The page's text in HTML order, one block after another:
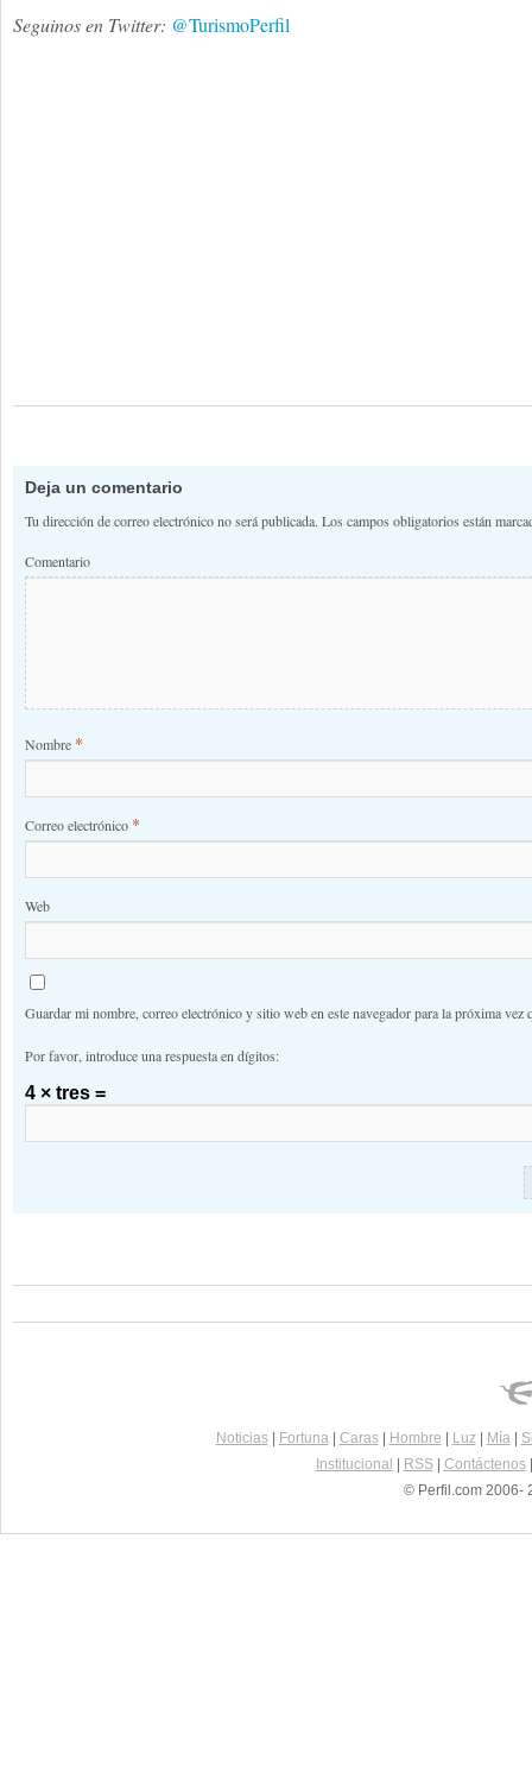
Seguinos en Twitter: @TurismoPerfil
Deja un comentario
Tu dirección de correo electrónico no será publicada. Los campos obligatorios están
Comentario
Nombre *
Correo electrónico *
Web
Guardar mi nombre, correo electrónico y sitio web en este navegador para la próxima vez
Por favor, introduce una respuesta en dígitos:
4 × tres =
Noticias| Fortuna| Caras| Hombre Luz| Mía|
Institucional
RSS| Contáctenos
© Perfil.com 2006-